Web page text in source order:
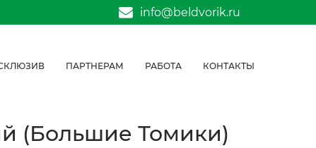
info@beldvorik.ru
ПАРТНЕРАМ РАБОТА КОНТАКТЫ
(Большие Томики)